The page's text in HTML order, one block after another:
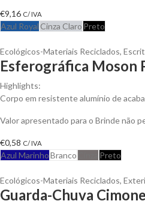
€9,16 C/ IVA
Azul Royal Cinza Claro Preto
Ecológicos-Materiais Reciclados,
Esferográfica Moson
Highlights:
Corpo em resistente alumínio de
Valor apresentado para o Brinde não
€0,58 C/ IVA
Azul MarinhoBranco Preto
Ecológicos-Materiais Reciclados,
Guarda-Chuva